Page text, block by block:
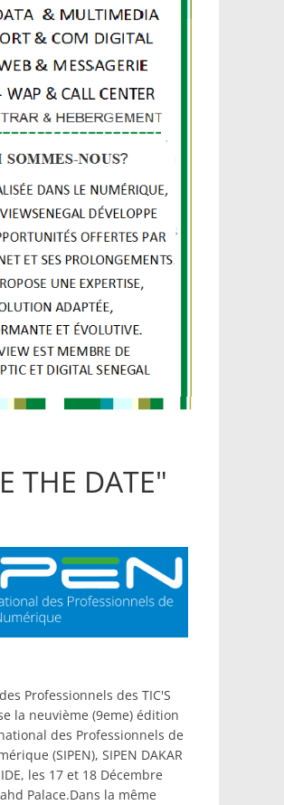
THE DATE"
Professionnels des TIC'S
la neuvième (9eme) édition
des Professionnels de
(SIPEN), SIPEN DAKAR
les 17 et 18 Décembre
Palace.Dans la même